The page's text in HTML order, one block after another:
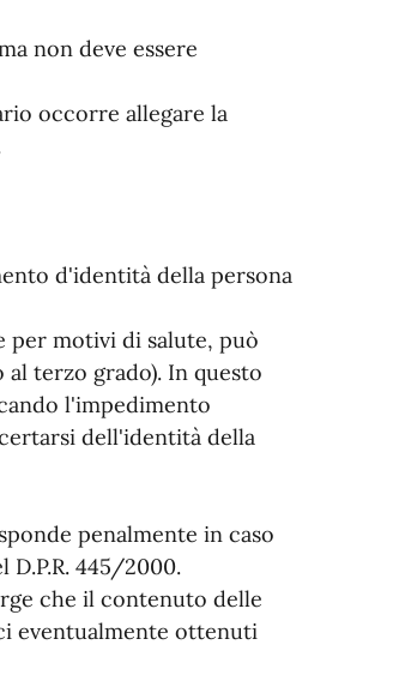
non deve essere
occorre allegare la
d'identità della persona
per motivi di salute, può
terzo grado). In questo
l'impedimento
dell'identità della
penalmente in caso
445/2000.
che il contenuto delle
eventualmente ottenuti